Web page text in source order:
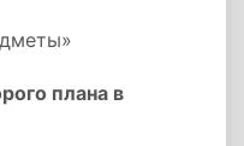
плана в